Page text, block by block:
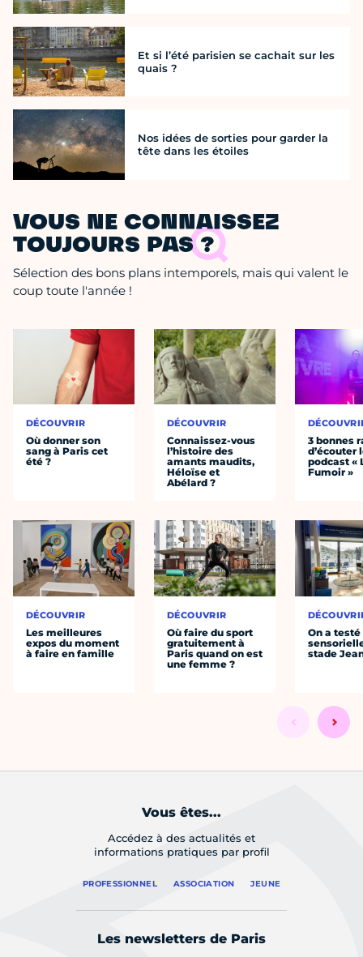
Et si l’été parisien se cachait sur les
quais ?
Nos idées de sorties pour garder la
tête dans les étoiles
VOUS NE CONNAISSEZ
TOUJOURS PAS ?
Sélection des bons plans intemporels, mais qui valent le
coup toute l'année !
DÉCOUVRIR
Où donner son
sang à Paris cet
été ?
DÉCOUVRIR
Les meilleures
expos du moment
à faire en famille
DÉCOUVRIR
Connaissez-vous
l’histoire des
amants maudits,
Héloïse et
Abélard ?
DÉCOUVRIR
Où faire du sport
gratuitement à
Paris quand on est
une femme ?
3 bonnes
d’écouter
podcast «
Fumoir »
On a
stade
Vous êtes...
Accédez à des actualités et
informations pratiques par profil
PROFESSIONNEL ASSOCIATION JEUNE
Les newsletters de Paris